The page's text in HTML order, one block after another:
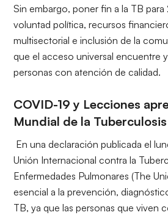
Sin embargo, poner fin a la TB
voluntad política, recursos
multisectorial e inclusión de la
que el acceso universal encuentre
personas con atención de calidad.
COVID-19 y Lecciones
Mundial de la Tuberculosis
En una declaración publicada el
Unión Internacional contra la
Enfermedades Pulmonares (The
esencial a la prevención,
TB, ya que las personas que viven